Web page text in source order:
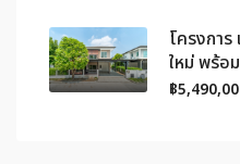
โครงการ
ใหม่ พร้อ
฿